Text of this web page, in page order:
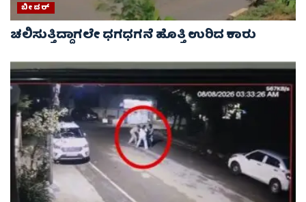
ಬೀದರ್
ಚಲಿಸುತ್ತಿದ್ದಾಗಲೇ ಧಗಧಗನೆ ಹೊತ್ತಿ ಉರಿದ ಕಾರು